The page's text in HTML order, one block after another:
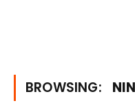
BROWSING: